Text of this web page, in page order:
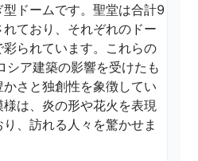
ドームです。聖堂は合計9
ており、それぞれのドー
られています。これらの
シア建築の影響を受けたも
さと独創性を象徴してい
は、炎の形や花火を表現
、訪れる人々を驚かせま